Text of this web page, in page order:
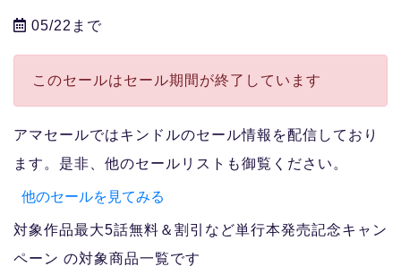
05/22まで
このセールはセール期間が終了しています
アマセールではキンドルのセール情報を配信しており
ます。是非、他のセールリストも御覧ください。
他のセールを見てみる
対象作品最大5話無料＆割引など単行本発売記念キャン
ペーン の対象商品一覧です